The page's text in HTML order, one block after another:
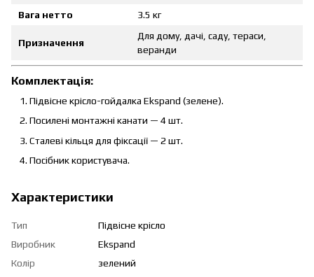
Вага нетто 3.5 кг
Призначення
Для дому, дачі, саду, тераси,
веранди
Комплектація:
Підвісне крісло-гойдалка Ekspand (зелене).
Посилені монтажні канати — 4 шт.
Сталеві кільця для фіксації — 2 шт.
Посібник користувача.
Характеристики
Тип
Підвісне крісло
Виробник
Ekspand
Колір
зелений